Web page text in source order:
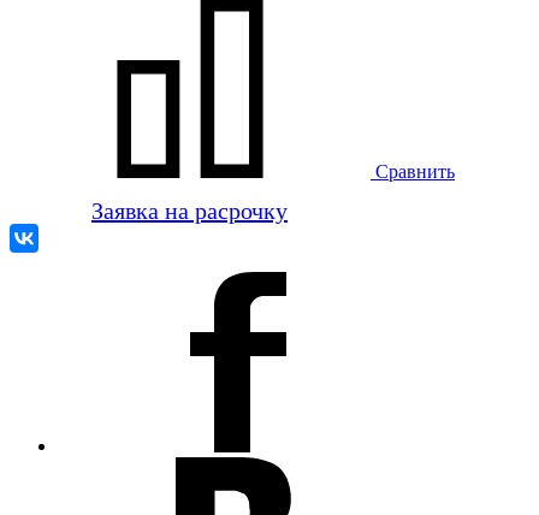
Сравнить
Заявка на расрочку